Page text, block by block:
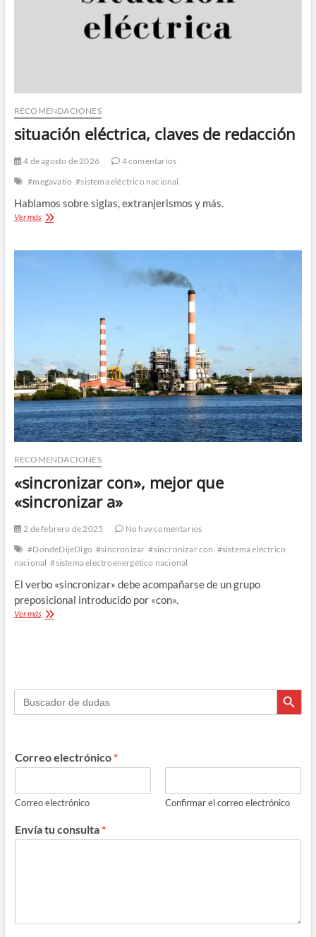
RECOMENDACIONES
situación eléctrica, claves de redacción
4 de agosto de 2026
4 comentarios
#megavatio #sistema eléctrico nacional
Hablamos sobre siglas, extranjerismos y más.
Ver mássituación
RECOMENDACIONES
«sincronizar con», mejor que
«sincronizar a»
2 de febrero de 2025
No hay comentarios
#DondeDijeDigo #sincronizar #sincronizar con #sistema eléctrico
nacional #sistema electroenergético nacional
El verbo «sincronizar» debe acompañarse de un grupo
preposicional introducido por «con».
Ver más«sincronizar
Buscar: Botón de
Correo electrónico *
Correo electrónico Confirmar el correo electrónico
Envía tu consulta *